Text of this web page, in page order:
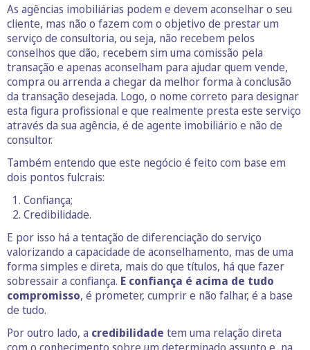
As agências imobiliárias podem e devem aconselhar o seu
cliente, mas não o fazem com o objetivo de prestar um
serviço de consultoria, ou seja, não recebem pelos
conselhos que dão, recebem sim uma comissão pela
transação e apenas aconselham para ajudar quem vende,
compra ou arrenda a chegar da melhor forma à conclusão
da transação desejada. Logo, o nome correto para designar
esta figura profissional e que realmente presta este serviço
através da sua agência, é de agente imobiliário e não de
consultor.
Também entendo que este negócio é feito com base em
dois pontos fulcrais:
Confiança;
Credibilidade.
E por isso há a tentação de diferenciação do serviço
valorizando a capacidade de aconselhamento, mas de uma
forma simples e direta, mais do que títulos, há que fazer
sobressair a confiança. E confiança é acima de tudo
compromisso, é prometer, cumprir e não falhar, é a base
de tudo.
Por outro lado, a credibilidade tem uma relação direta
com o conhecimento sobre um determinado assunto e, na